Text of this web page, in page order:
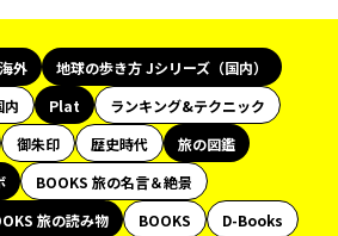
外
地球の歩き方 Jシリーズ（国内）
Plat
ランキング&テクニック
御朱印 歴史時代
旅の図鑑
BOOKS 旅の名言＆絶景
旅の読み物 BOOKS
D-Books